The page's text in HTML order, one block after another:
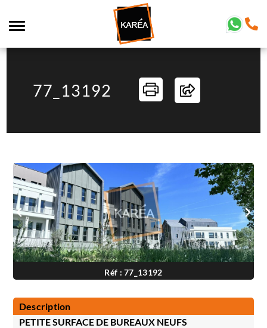
77_13192
Réf : 77_13192
Description
PETITE SURFACE DE BUREAUX NEUFS